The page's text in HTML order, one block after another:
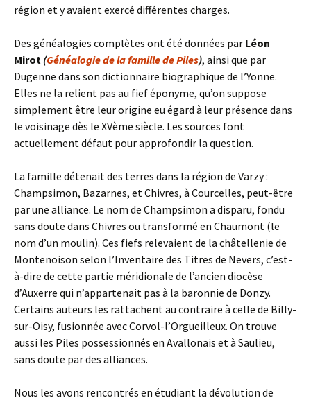
région et y avaient exercé différentes charges.
Des généalogies complètes ont été données par Léon
Mirot (Généalogie de la famille de Piles), ainsi que par
Dugenne dans son dictionnaire biographique de l’Yonne.
Elles ne la relient pas au fief éponyme, qu’on suppose
simplement être leur origine eu égard à leur présence dans
le voisinage dès le XVème siècle. Les sources font
actuellement défaut pour approfondir la question.
La famille détenait des terres dans la région de Varzy :
Champsimon, Bazarnes, et Chivres, à Courcelles, peut-être
par une alliance. Le nom de Champsimon a disparu, fondu
sans doute dans Chivres ou transformé en Chaumont (le
nom d’un moulin). Ces fiefs relevaient de la châtellenie de
Montenoison selon l’Inventaire des Titres de Nevers, c’est-
à-dire de cette partie méridionale de l’ancien diocèse
d’Auxerre qui n’appartenait pas à la baronnie de Donzy.
Certains auteurs les rattachent au contraire à celle de Billy-
sur-Oisy, fusionnée avec Corvol-l’Orgueilleux. On trouve
aussi les Piles possessionnés en Avallonais et à Saulieu,
sans doute par des alliances.
Nous les avons rencontrés en étudiant la dévolution de